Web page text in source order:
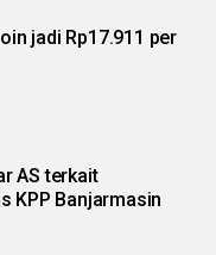
jadi Rp17.911 per
AS terkait
KPP Banjarmasin